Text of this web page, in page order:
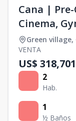
Cana |
Cinema,
Green village,
VENTA
US$ 318,701
2
Hab.
1
½ Baños